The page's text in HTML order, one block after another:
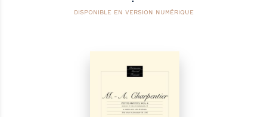
DISPONIBLE EN VERSION NUMÉRIQUE